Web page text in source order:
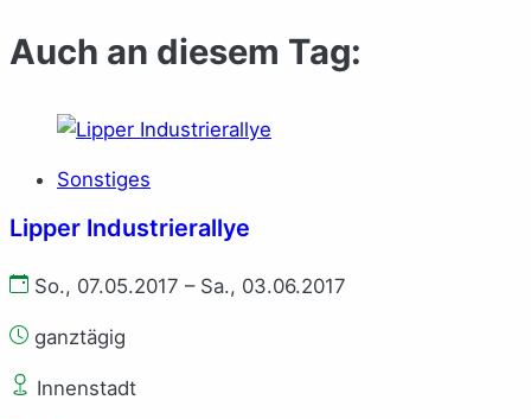
Auch an diesem Tag:
Sonstiges
Lipper Industrierallye
So., 07.05.2017 – Sa., 03.06.2017
ganztägig
Innenstadt